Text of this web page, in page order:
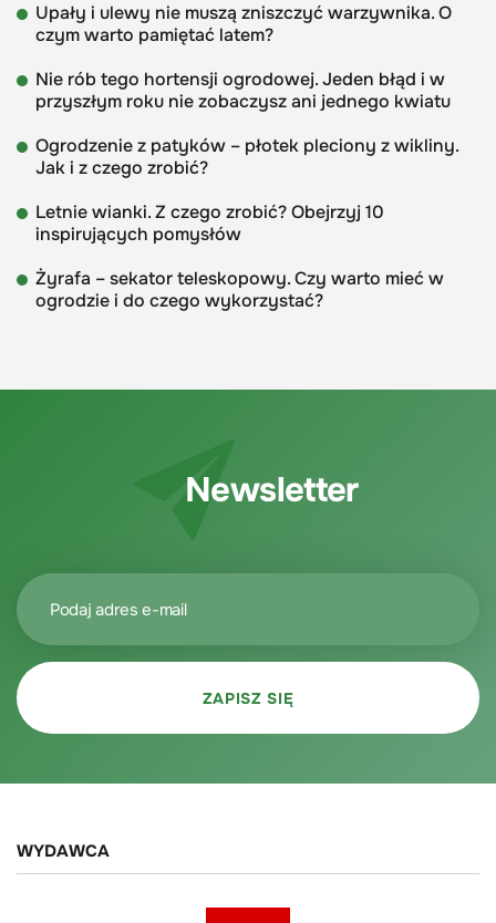
Upały i ulewy nie muszą zniszczyć warzywnika. O
czym warto pamiętać latem?
Nie rób tego hortensji ogrodowej. Jeden błąd i w
przyszłym roku nie zobaczysz ani jednego kwiatu
Ogrodzenie z patyków – płotek pleciony z wikliny.
Jak i z czego zrobić?
Letnie wianki. Z czego zrobić? Obejrzyj 10
inspirujących pomysłów
Żyrafa – sekator teleskopowy. Czy warto mieć w
ogrodzie i do czego wykorzystać?
Newsletter
WYDAWCA